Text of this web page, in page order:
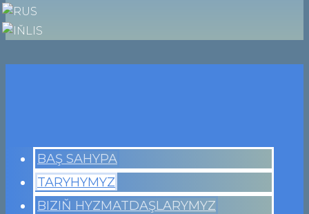
BAŞ SAHYPA
TARYHYMYZ
BIZIŇ HYZMATDAŞLARYMYZ